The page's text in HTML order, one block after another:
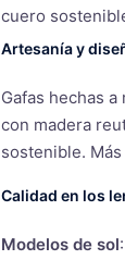
cuero
Artesanía y
Gafas hechas
con madera
sostenible.
Calidad en los
Modelos de sol